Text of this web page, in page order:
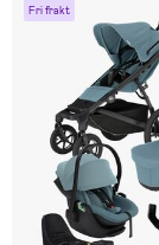
Fri frakt